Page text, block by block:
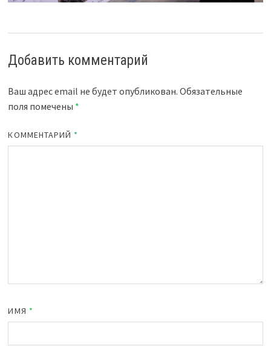
Добавить комментарий
Ваш адрес email не будет опубликован. Обязательные
поля помечены *
КОММЕНТАРИЙ *
ИМЯ *